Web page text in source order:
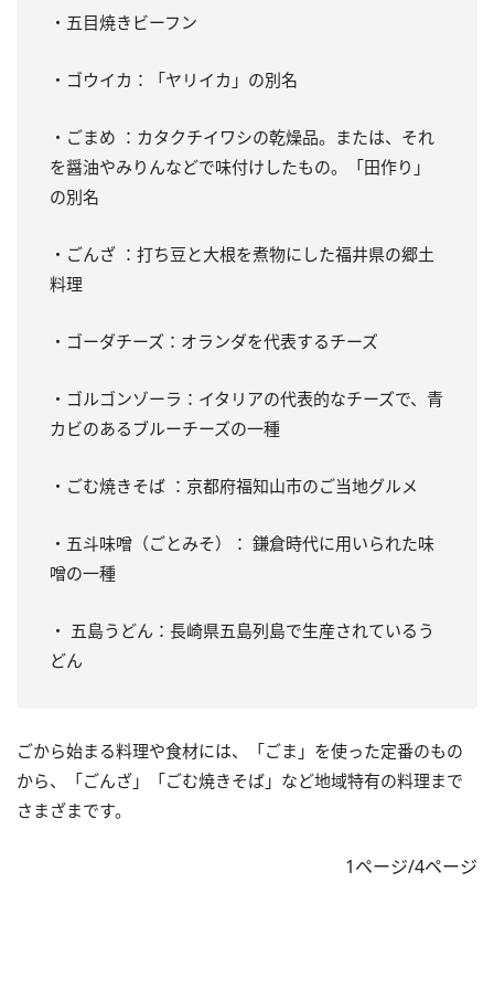
・五目焼きビーフン
・ゴウイカ：「ヤリイカ」の別名
・ごまめ ：カタクチイワシの乾燥品。または、それ
を醤油やみりんなどで味付けしたもの。「田作り」
の別名
・ごんざ ：打ち豆と大根を煮物にした福井県の郷土
料理
・ゴーダチーズ：オランダを代表するチーズ
・ゴルゴンゾーラ：イタリアの代表的なチーズで、青
カビのあるブルーチーズの一種
・ごむ焼きそば ：京都府福知山市のご当地グルメ
・五斗味噌（ごとみそ）： 鎌倉時代に用いられた味
噌の一種
・ 五島うどん：長崎県五島列島で生産されているう
どん
ごから始まる料理や食材には、「ごま」を使った定番のもの
から、「ごんざ」「ごむ焼きそば」など地域特有の料理まで
さまざまです。
1ページ/4ページ